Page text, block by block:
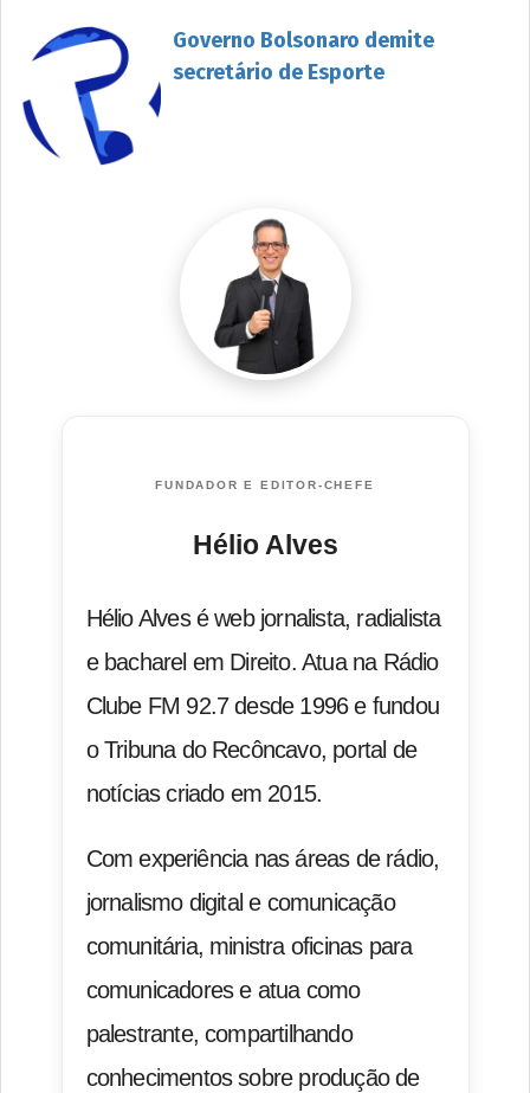
Governo Bolsonaro demite
secretário de Esporte
FUNDADOR E EDITOR-CHEFE
Hélio Alves
Hélio Alves é web jornalista, radialista
e bacharel em Direito. Atua na Rádio
Clube FM 92.7 desde 1996 e fundou
o Tribuna do Recôncavo, portal de
notícias criado em 2015.
Com experiência nas áreas de rádio,
jornalismo digital e comunicação
comunitária, ministra oficinas para
comunicadores e atua como
palestrante, compartilhando
conhecimentos sobre produção de